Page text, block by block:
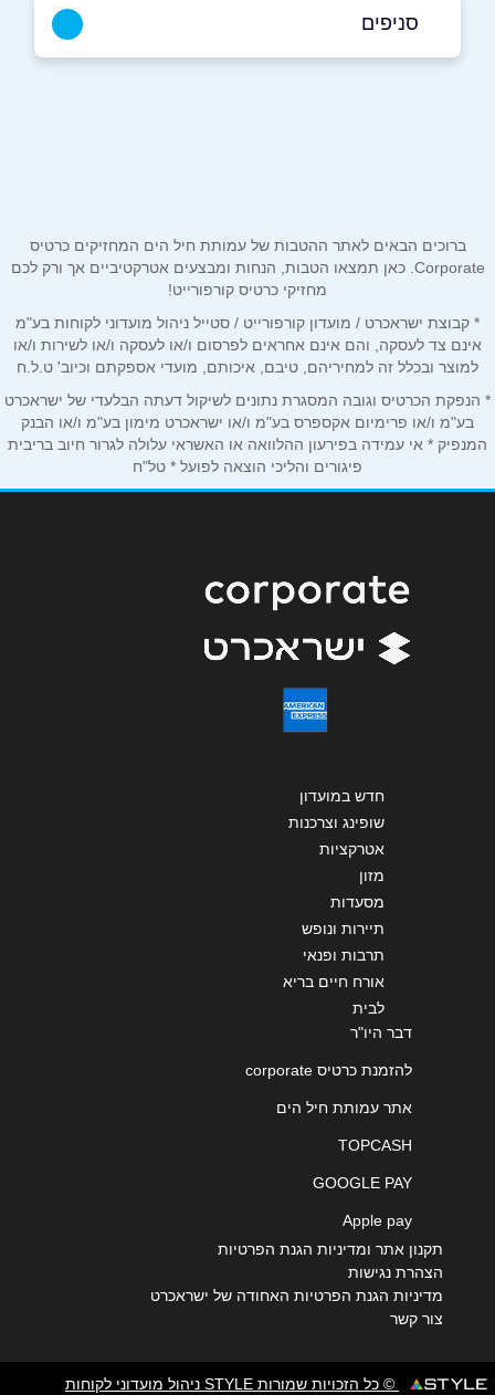
באתר בפייסבוק באינסטגרם ביוטיוב
טלפון*
אנא חזרו אלי בקשר ל...
שליחה
סניפים
ברוכים הבאים לאתר ההטבות של עמותת חיל הים המחזיקים כרטיס
Corporate. כאן תמצאו הטבות, הנחות ומבצעים אטרקטיביים אך ורק לכם
מחזיקי כרטיס קורפורייט!
* קבוצת ישראכרט / מועדון קורפורייט / סטייל ניהול מועדוני לקוחות בע"מ
אינם צד לעסקה, והם אינם אחראים לפרסום ו/או לעסקה ו/או לשירות ו/או
למוצר ובכלל זה למחיריהם, טיבם, איכותם, מועדי אספקתם וכיוב' ט.ל.ח
* הנפקת הכרטיס וגובה המסגרת נתונים לשיקול דעתה הבלעדי של ישראכרט
בע"מ ו/או פרימיום אקספרס בע"מ ו/או ישראכרט מימון בע"מ ו/או הבנק
המנפיק * אי עמידה בפירעון ההלוואה או האשראי עלולה לגרור חיוב בריבית
פיגורים והליכי הוצאה לפועל * טל"ח
חדש במועדון
שופינג וצרכנות
אטרקציות
מזון
מסעדות
תיירות ונופש
תרבות ופנאי
אורח חיים בריא
לבית
דבר היו"ר
להזמנת כרטיס corporate
אתר עמותת חיל הים
TOPCASH
GOOGLE PAY
Apple pay
תקנון אתר ומדיניות הגנת הפרטיות
הצהרת נגישות
מדיניות הגנת הפרטיות האחודה של ישראכרט
צור קשר
© כל הזכויות שמורות STYLE ניהול מועדוני לקוחות